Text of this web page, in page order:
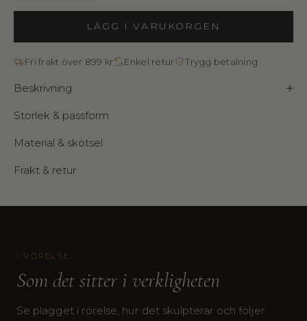
LÄGG I VARUKORGEN
Fri frakt över 899 kr Enkel retur Trygg betalning
Beskrivning
Storlek & passform
Material & skötsel
Frakt & retur
I RÖRELSE
Som det sitter i verkligheten
Se plagget i rörelse, hur det skulpterar och följer